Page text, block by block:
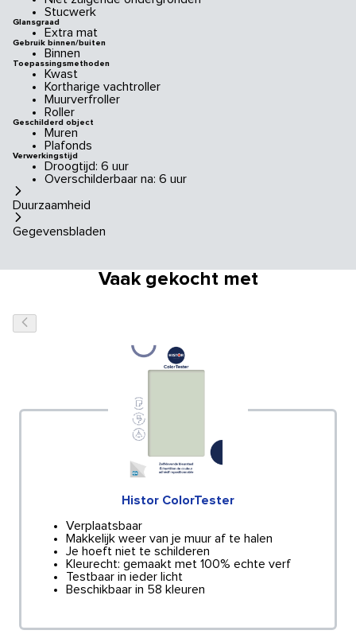
Stucwerk
Glansgraad
Extra mat
Gebruik binnen/buiten
Binnen
Toepassingsmethoden
Kwast
Kortharige vachtroller
Muurverfroller
Roller
Geschilderd object
Muren
Plafonds
Verwerkingstijd
Droogtijd: 6 uur
Overschilderbaar na: 6 uur
Duurzaamheid
Gegevensbladen
Vaak gekocht met
Histor ColorTester
Verplaatsbaar
Makkelijk weer van je muur af te halen
Je hoeft niet te schilderen
Kleurecht: gemaakt met 100% echte verf
Testbaar in ieder licht
Beschikbaar in 58 kleuren